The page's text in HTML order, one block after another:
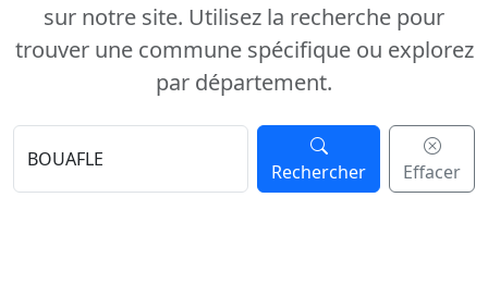
sur notre site. Utilisez la recherche pour
trouver une commune spécifique ou explorez
par département.
Rechercher Effacer